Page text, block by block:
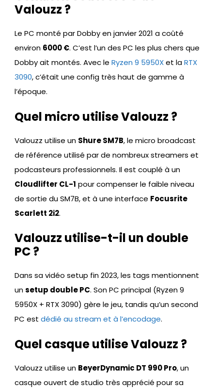
Valouzz ?
Le PC monté par Dobby en janvier 2021 a coûté
environ 6000 €. C’est l’un des PC les plus chers que
Dobby ait montés. Avec le Ryzen 9 5950Xet laRTX
3090, c’était une config très haut de gamme à
l’époque.
Quel micro utilise Valouzz ?
Valouzz utilise un Shure SM7B, le micro broadcast
de référence utilisé par de nombreux streamers et
podcasteurs professionnels. Il est couplé à un
Cloudlifter CL-1 pour compenser le faible niveau
de sortie du SM7B, et à une interface Focusrite
Scarlett 2i2.
Valouzz utilise-t-il un double
PC ?
Dans sa vidéo setup fin 2023, les tags mentionnent
unsetup double PC. Son PC principal (Ryzen 9
5950X + RTX 3090) gère le jeu, tandis qu’un second
PC est dédié au stream et à l’encodage.
Quel casque utilise Valouzz ?
Valouzz utilise un BeyerDynamic DT 990 Pro, un
casque ouvert de studio très apprécié pour sa